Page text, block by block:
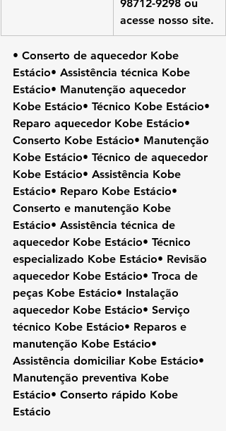
98712-9298 ou
acesse nosso site.
• Conserto de aquecedor Kobe
Estácio• Assistência técnica Kobe
Estácio• Manutenção aquecedor
Kobe Estácio• Técnico Kobe Estácio•
Reparo aquecedor Kobe Estácio•
Conserto Kobe Estácio• Manutenção
Kobe Estácio• Técnico de aquecedor
Kobe Estácio• Assistência Kobe
Estácio• Reparo Kobe Estácio•
Conserto e manutenção Kobe
Estácio• Assistência técnica de
aquecedor Kobe Estácio• Técnico
especializado Kobe Estácio• Revisão
aquecedor Kobe Estácio• Troca de
peças Kobe Estácio• Instalação
aquecedor Kobe Estácio• Serviço
técnico Kobe Estácio• Reparos e
manutenção Kobe Estácio•
Assistência domiciliar Kobe Estácio•
Manutenção preventiva Kobe
Estácio• Conserto rápido Kobe
Estácio